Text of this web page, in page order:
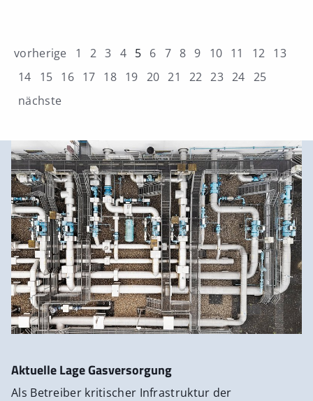
vorherige 1 2 3 4 5 6 7 8 9 10 11 12 13
14
15 16 17 18 19 20 21 22 23 24 25
nächste
Aktuelle Lage Gasversorgung
Als Betreiber kritischer Infrastruktur der